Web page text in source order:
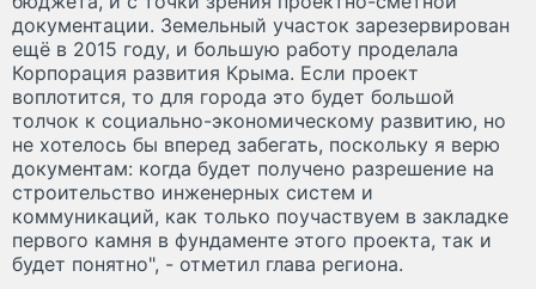
документации. Земельный участок зарезервирован
ещё в 2015 году, и большую работу проделала
Корпорация развития Крыма. Если проект
воплотится, то для города это будет большой
толчок к социально-экономическому развитию, но
не хотелось бы вперед забегать, поскольку я верю
документам: когда будет получено разрешение на
строительство инженерных систем и
коммуникаций, как только поучаствуем в закладке
первого камня в фундаменте этого проекта, так и
будет понятно", - отметил глава региона.